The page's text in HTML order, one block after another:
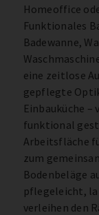
Homeoffice
Funktionales
Badewanne,
eine zeitlose
gepflegte
Einbauküche
funktional
Arbeitsfläche
zum
Bodenbeläge
pflegeleicht,
verleihen den